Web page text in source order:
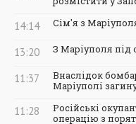
14:14 Сім'я з
13:20 З Маріуполя під
11:37
Внаслідок
Маріуполі
11:28
Російські
операцію з